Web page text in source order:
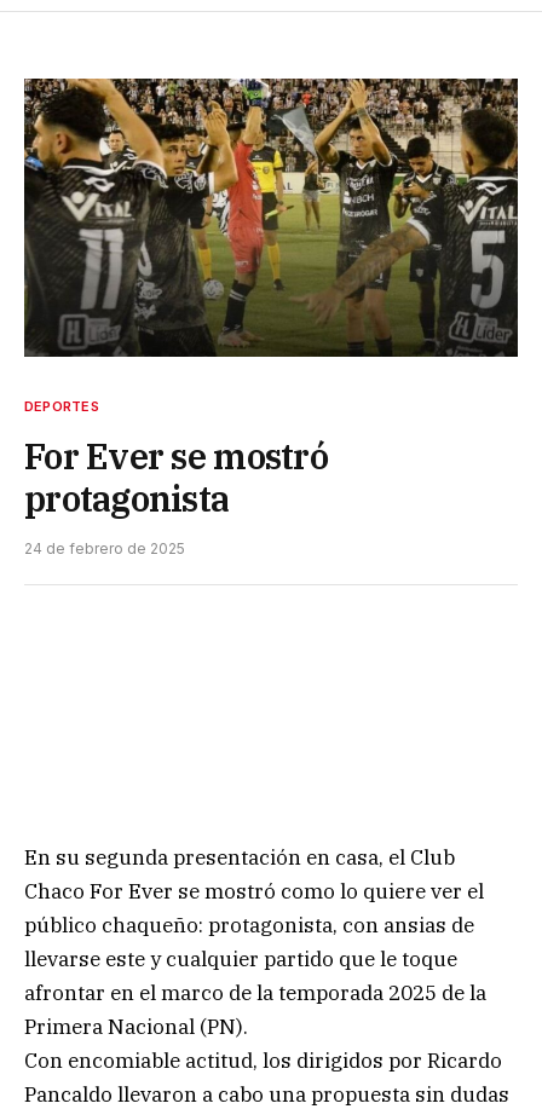
DEPORTES
For Ever se mostró
protagonista
24 de febrero de 2025
En su segunda presentación en casa, el Club
Chaco For Ever se mostró como lo quiere ver el
público chaqueño: protagonista, con ansias de
llevarse este y cualquier partido que le toque
afrontar en el marco de la temporada 2025 de la
Primera Nacional (PN).
Con encomiable actitud, los dirigidos por Ricardo
Pancaldo llevaron a cabo una propuesta sin dudas